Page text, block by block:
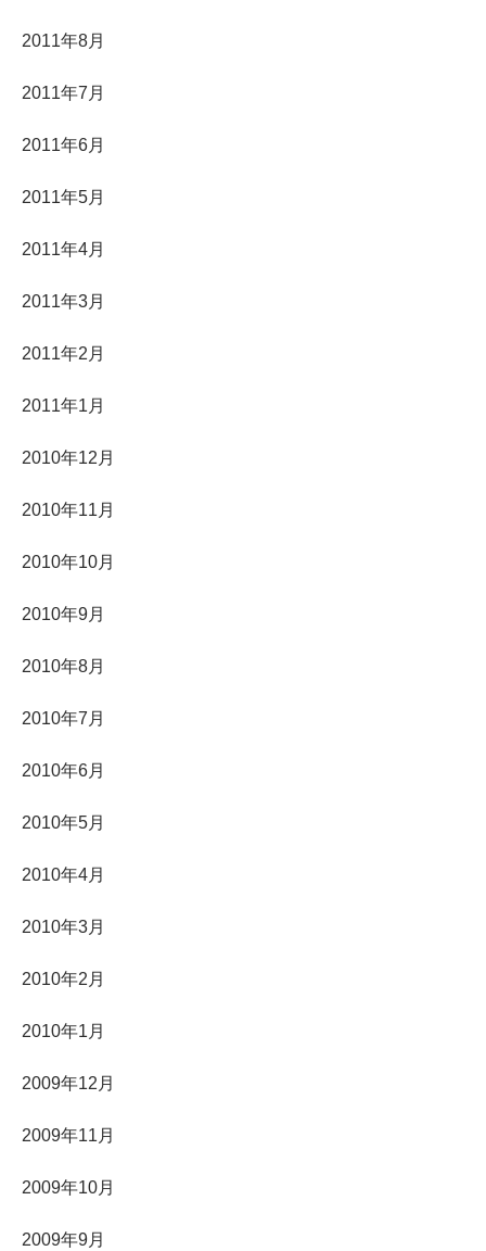
2011年8月
2011年7月
2011年6月
2011年5月
2011年4月
2011年3月
2011年2月
2011年1月
2010年12月
2010年11月
2010年10月
2010年9月
2010年8月
2010年7月
2010年6月
2010年5月
2010年4月
2010年3月
2010年2月
2010年1月
2009年12月
2009年11月
2009年10月
2009年9月